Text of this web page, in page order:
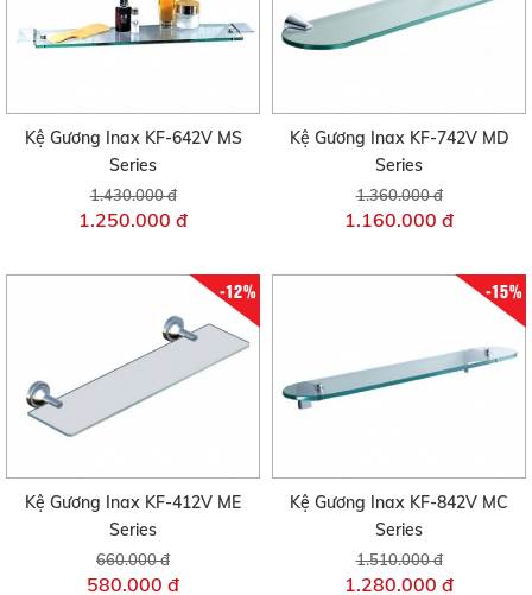
Kệ Gương Inax KF-642V MS
Series
1.430.000 đ
1.250.000 đ
Kệ Gương Inax KF-742V MD
Series
1.360.000 đ
1.160.000 đ
-12%
Kệ Gương Inax KF-412V ME
Series
660.000 đ
580.000 đ
-15%
Kệ Gương Inax KF-842V MC
Series
1.510.000 đ
1.280.000 đ